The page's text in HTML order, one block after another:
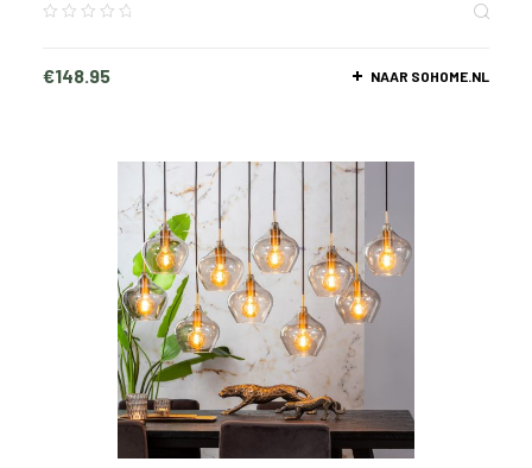
€148.95 NAAR SOHOME.NL